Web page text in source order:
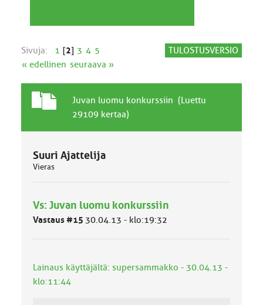
TULOSTUSVERSIO
Sivuja: 1 [2] 3 4 5
« edellinen seuraava »
a
a
l
n
a
A
i
Juvan luomu konkurssiin (Luettu
29109 kertaa)
Suuri Ajattelija
Vieras
Vs: Juvan luomu konkurssiin
Vastaus #15 30.04.13 - klo:19:32
Lainaus käyttäjältä: supersammakko - 30.04.13 -
klo:11:44